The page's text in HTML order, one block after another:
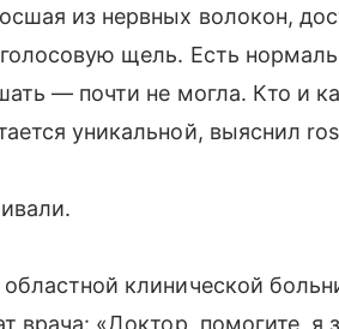
из нервных волокон,
щель. Есть
— почти не могла. Кто и
уникальной, выяснил
клинической
врача: «Доктор, помогите,